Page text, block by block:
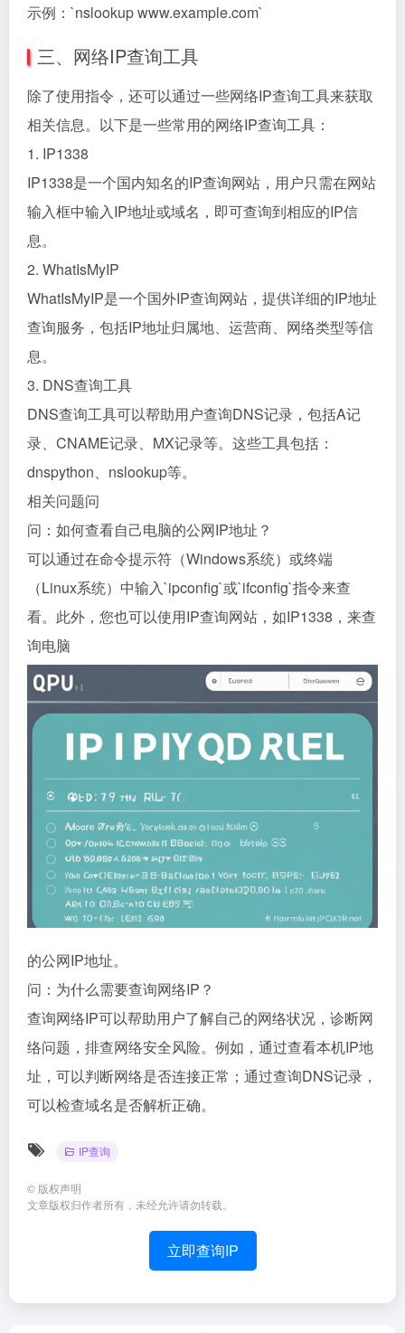
示例：`nslookup www.example.com`
三、网络IP查询工具
除了使用指令，还可以通过一些网络IP查询工具来获取
相关信息。以下是一些常用的网络IP查询工具：
1. IP1338
IP1338是一个国内知名的IP查询网站，用户只需在网站
输入框中输入IP地址或域名，即可查询到相应的IP信
息。
2. WhatIsMyIP
WhatIsMyIP是一个国外IP查询网站，提供详细的IP地址
查询服务，包括IP地址归属地、运营商、网络类型等信
息。
3. DNS查询工具
DNS查询工具可以帮助用户查询DNS记录，包括A记
录、CNAME记录、MX记录等。这些工具包括：
dnspython、nslookup等。
相关问题问
问：如何查看自己电脑的公网IP地址？
可以通过在命令提示符（Windows系统）或终端
（Linux系统）中输入`ipconfig`或`ifconfig`指令来查
看。此外，您也可以使用IP查询网站，如IP1338，来查
询电脑
的公网IP地址。
问：为什么需要查询网络IP？
查询网络IP可以帮助用户了解自己的网络状况，诊断网
络问题，排查网络安全风险。例如，通过查看本机IP地
址，可以判断网络是否连接正常；通过查询DNS记录，
可以检查域名是否解析正确。
IP查询
© 版权声明
文章版权归作者所有，未经允许请勿转载。
立即查询IP